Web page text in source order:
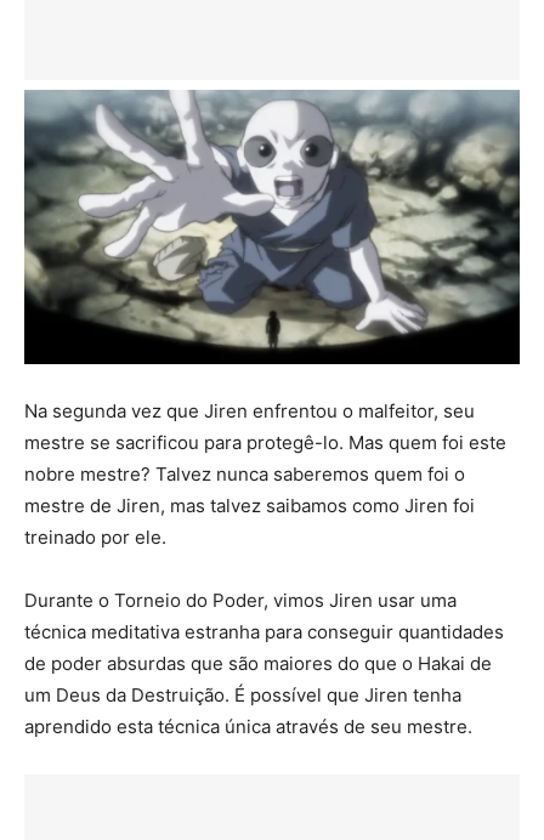
Na segunda vez que Jiren enfrentou o malfeitor, seu
mestre se sacrificou para protegê-lo. Mas quem foi este
nobre mestre? Talvez nunca saberemos quem foi o
mestre de Jiren, mas talvez saibamos como Jiren foi
treinado por ele.
Durante o Torneio do Poder, vimos Jiren usar uma
técnica meditativa estranha para conseguir quantidades
de poder absurdas que são maiores do que o Hakai de
um Deus da Destruição. É possível que Jiren tenha
aprendido esta técnica única através de seu mestre.